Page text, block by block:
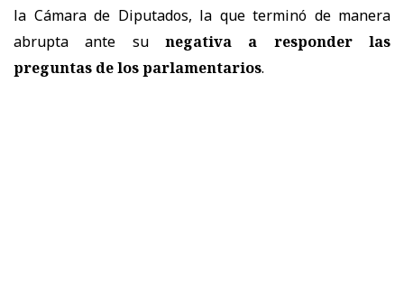
la Cámara de Diputados, la que terminó de manera
abrupta ante sunegativa a responder las
preguntas de los parlamentarios.